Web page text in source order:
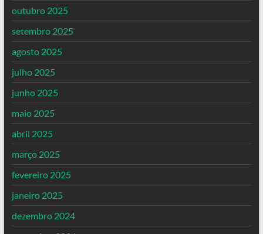
outubro 2025
setembro 2025
agosto 2025
julho 2025
junho 2025
maio 2025
abril 2025
março 2025
fevereiro 2025
janeiro 2025
dezembro 2024